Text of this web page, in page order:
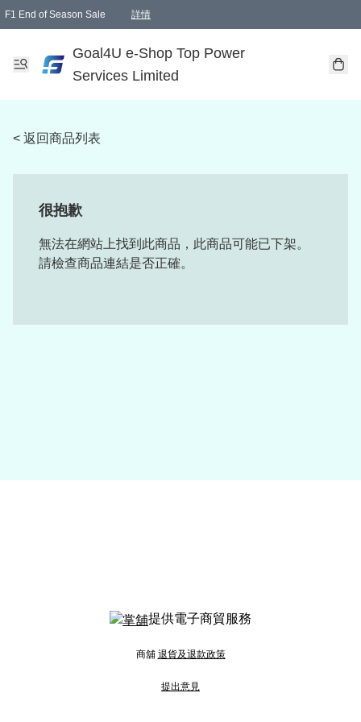
F1 End of Season Sale 詳情
Goal4U e-Shop Top Power
Services Limited
< 返回商品列表
很抱歉
無法在網站上找到此商品，此商品可能已下架。
請檢查商品連結是否正確。
提供電子商貿服務
商舖 退貨及退款政策
提出意見